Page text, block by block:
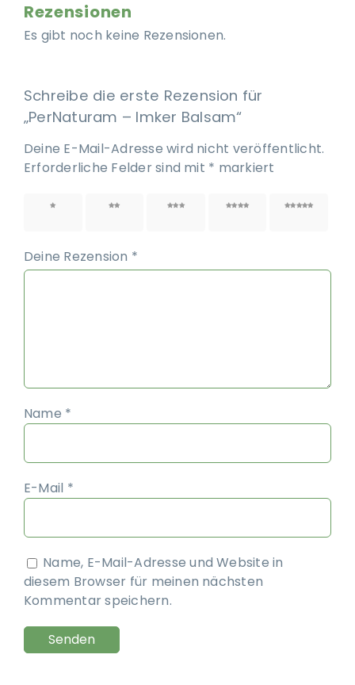
Rezensionen
Es gibt noch keine Rezensionen.
Schreibe die erste Rezension für
„PerNaturam – Imker Balsam“
Deine E-Mail-Adresse wird nicht veröffentlicht.
Erforderliche Felder sind mit * markiert
1 von 2 von 3 von 4 von 5 von
Deine Rezension *
Name *
E-Mail *
Name, E-Mail-Adresse und Website in
diesem Browser für meinen nächsten
Kommentar speichern.